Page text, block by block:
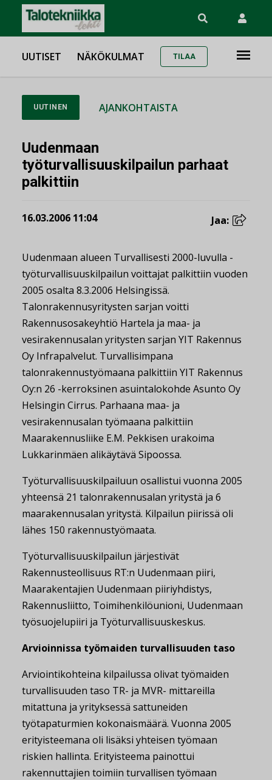
UUTISET NÄKÖKULMAT TILAA
UUTINEN AJANKOHTAISTA
Uudenmaan
työturvallisuuskilpailun parhaat
palkittiin
16.03.2006 11:04 Jaa:
Uudenmaan alueen Turvallisesti 2000-luvulla -
työturvallisuuskilpailun voittajat palkittiin vuoden
2005 osalta 8.3.2006 Helsingissä.
Talonrakennusyritysten sarjan voitti
Rakennusosakeyhtiö Hartela ja maa- ja
vesirakennusalan yritysten sarjan YIT Rakennus
Oy Infrapalvelut. Turvallisimpana
talonrakennustyömaana palkittiin YIT Rakennus
Oy:n 26 -kerroksinen asuintalokohde Asunto Oy
Helsingin Cirrus. Parhaana maa- ja
vesirakennusalan työmaana palkittiin
Maarakennusliike E.M. Pekkisen urakoima
Lukkarinmäen alikäytävä Sipoossa.
Työturvallisuuskilpailuun osallistui vuonna 2005
yhteensä 21 talonrakennusalan yritystä ja 6
maarakennusalan yritystä. Kilpailun piirissä oli
lähes 150 rakennustyömaata.
Työturvallisuuskilpailun järjestivät
Rakennusteollisuus RT:n Uudenmaan piiri,
Maarakentajien Uudenmaan piiriyhdistys,
Rakennusliitto, Toimihenkilöunioni, Uudenmaan
työsuojelupiiri ja Työturvallisuuskeskus.
Arvioinnissa työmaiden turvallisuuden taso
Arviointikohteina kilpailussa olivat työmaiden
turvallisuuden taso TR- ja MVR- mittareilla
mitattuna ja yrityksessä sattuneiden
työtapaturmien kokonaismäärä. Vuonna 2005
erityisteemana oli lisäksi yhteisen työmaan
riskien hallinta. Erityisteema painottui
rakennuttajien toimiin turvallisen työmaan